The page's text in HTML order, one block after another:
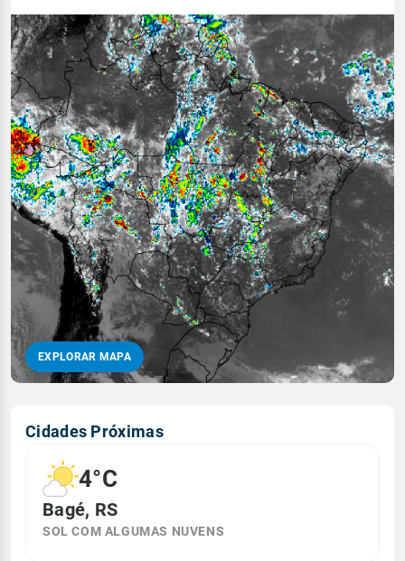
EXPLORAR MAPA
Cidades Próximas
4°C
Bagé, RS
SOL COM ALGUMAS NUVENS